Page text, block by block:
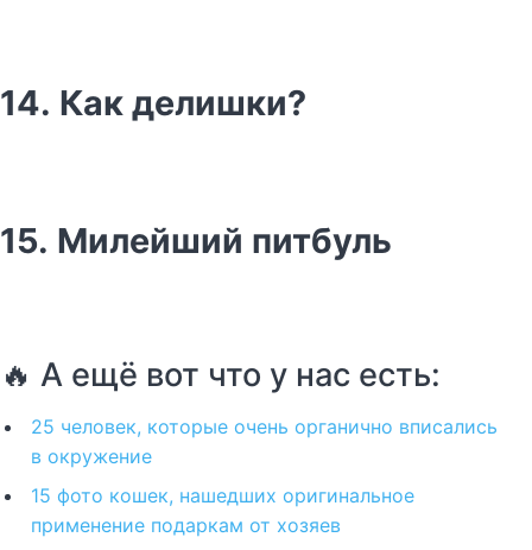
14. Как делишки?
15. Милейший питбуль
🔥 А ещё вот что у нас есть:
25 человек, которые очень органично вписались
в окружение
15 фото кошек, нашедших оригинальное
применение подаркам от хозяев